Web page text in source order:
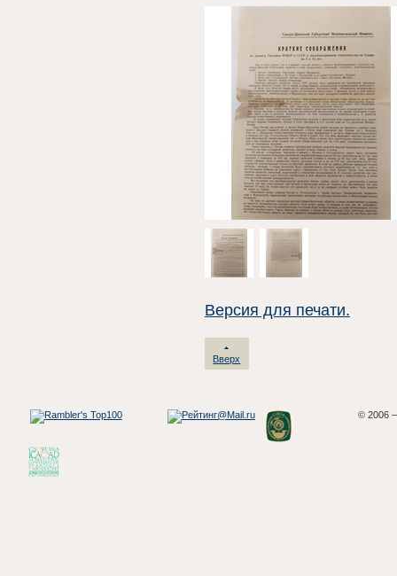
Версия для печати.
Вверх
© 2006